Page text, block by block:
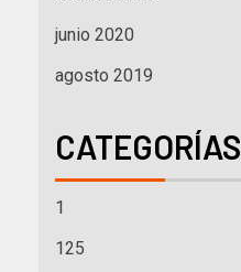
junio 2020
agosto 2019
CATEGORÍAS
1
125